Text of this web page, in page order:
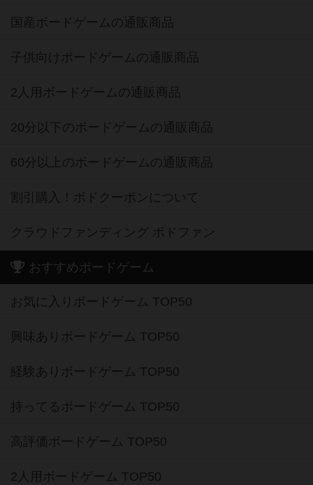
国産ボードゲームの通販商品
子供向けボードゲームの通販商品
2人用ボードゲームの通販商品
20分以下のボードゲームの通販商品
60分以上のボードゲームの通販商品
割引購入！ボドクーポンについて
クラウドファンディング ボドファン
おすすめボードゲーム
お気に入りボードゲーム TOP50
興味ありボードゲーム TOP50
経験ありボードゲーム TOP50
持ってるボードゲーム TOP50
高評価ボードゲーム TOP50
2人用ボードゲーム TOP50